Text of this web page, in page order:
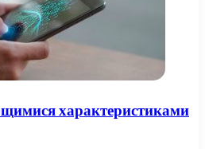
характеристиками